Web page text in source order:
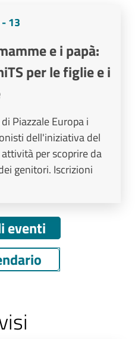
13
e i papà:
per le figlie e i
Piazzale Europa i
dell'iniziativa del
per scoprire da
genitori. Iscrizioni
eventi